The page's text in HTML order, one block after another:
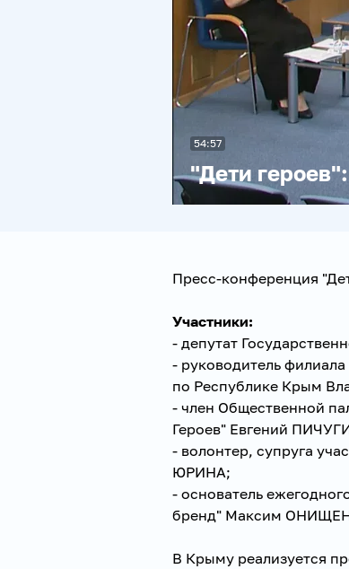
"Дети
54:57
Пресс-конференция
Участники:
- депутат
- руководитель
по Республике Крым
- член Общественной
Героев" Евгений
- волонтер, супруга
ЮРИНА;
- основатель
бренд" Максим
В Крыму реализуется